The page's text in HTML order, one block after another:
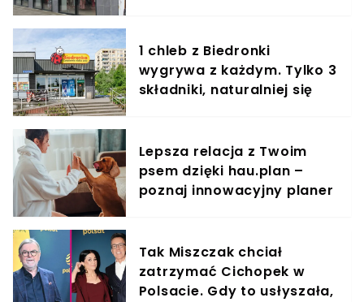
1 chleb z Biedronki
wygrywa z każdym. Tylko 3
składniki, naturalniej się
Lepsza relacja z Twoim
psem dzięki hau.plan –
poznaj innowacyjny planer
Tak Miszczak chciał
zatrzymać Cichopek w
Polsacie. Gdy to usłyszała,